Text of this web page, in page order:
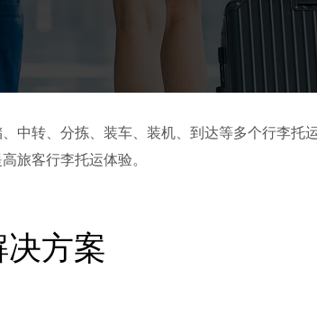
中转、分拣、装车、装机、到达等多个行李托
旅客行李托运体验。
方案